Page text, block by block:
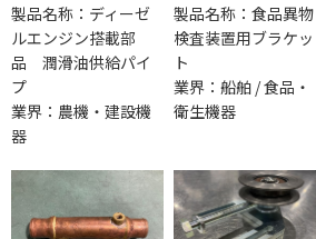
製品名称：ディーゼ
ルエンジン搭載部
品 潤滑油供給パイ
プ
業界：農機・建設機
器
製品名称：食品異物
検査装置用ブラケッ
ト
業界：船舶 / 食品・
衛生機器